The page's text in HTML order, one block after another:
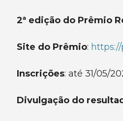
2ª edição do Prêmio
Site do Prêmio:
Inscrições: até 31/05/
Divulgação do